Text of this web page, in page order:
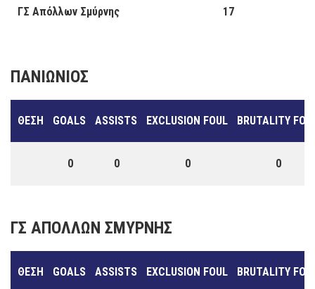
ΓΣ Απόλλων Σμύρνης 17
ΠΑΝΙΏΝΙΟΣ
ΘΈΣΗ GOALS ASSISTS EXCLUSION FOUL BRUTALITY
0 0 0 0
ΓΣ ΑΠΌΛΛΩΝ ΣΜΎΡΝΗΣ
ΘΈΣΗ GOALS ASSISTS EXCLUSION FOUL BRUTALITY